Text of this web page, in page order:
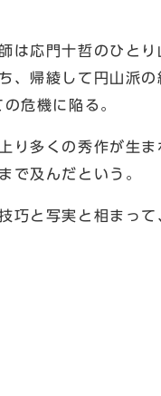
は応門十哲のひとり
、帰綾して円山派
危機に陥る。
り多くの秀作が生
で及んだという。
巧と写実と相まっ